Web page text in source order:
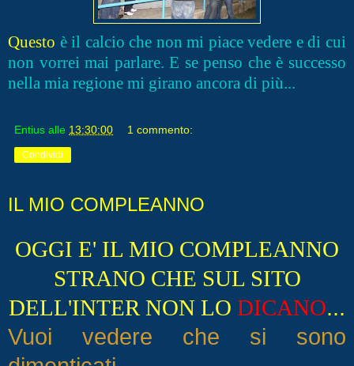
Questo è il calcio che non mi piace vedere e di cui
non vorrei mai parlare. E se penso che è successo
nella mia regione mi girano ancora di più...
Entius alle 13:30:00 1 commento:
Condividi
IL MIO COMPLEANNO
OGGI E' IL MIO COMPLEANNO
STRANO CHE SUL SITO
DELL'INTER NON LO DICANO...
Vuoi vedere che si sono